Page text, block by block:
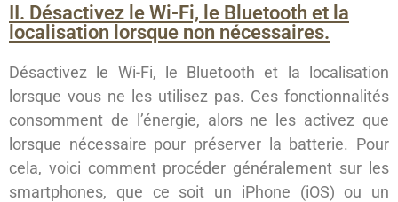
II. Désactivez le Wi-Fi, le Bluetooth et la
localisation lorsque non nécessaires.
Désactivez le Wi-Fi, le Bluetooth et la localisation
lorsque vous ne les utilisez pas. Ces fonctionnalités
consomment de l’énergie, alors ne les activez que
lorsque nécessaire pour préserver la batterie. Pour
cela, voici comment procéder généralement sur les
smartphones, que ce soit un iPhone (iOS) ou un